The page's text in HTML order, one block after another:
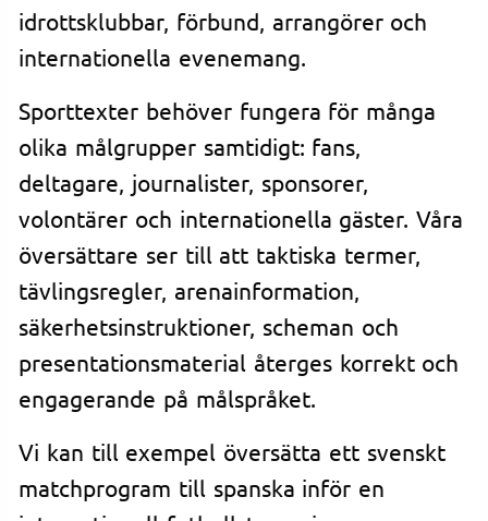
idrottsklubbar, förbund, arrangörer och
internationella evenemang.
Sporttexter behöver fungera för många
olika målgrupper samtidigt: fans,
deltagare, journalister, sponsorer,
volontärer och internationella gäster. Våra
översättare ser till att taktiska termer,
tävlingsregler, arenainformation,
säkerhetsinstruktioner, scheman och
presentationsmaterial återges korrekt och
engagerande på målspråket.
Vi kan till exempel översätta ett svenskt
matchprogram till spanska inför en